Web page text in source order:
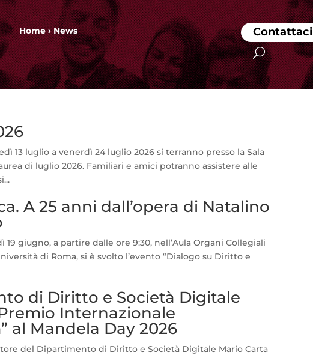
Home›News Contattaci
13 luglio a venerdì 24 luglio 2026 si terranno presso la Sala
di luglio 2026. Familiari e amici potranno assistere alle
A 25 anni dall’opera di Natalino
giugno, a partire dalle ore 9:30, nell’Aula Organi Collegiali
di Roma, si è svolto l’evento “Dialogo su Diritto e
di Diritto e Società Digitale
Internazionale
al Mandela Day 2026
del Dipartimento di Diritto e Società Digitale Mario Carta